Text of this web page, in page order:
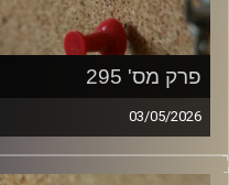
פרק מס' 295
03/05/2026
קלאסיקות רוק עם אורן הוף.